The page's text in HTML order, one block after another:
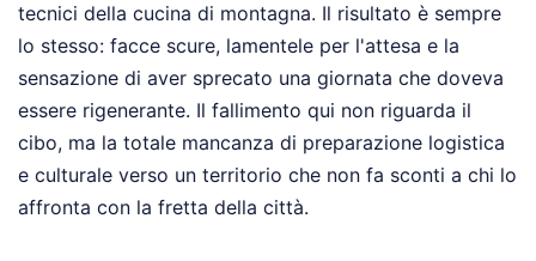
tecnici della cucina di montagna. Il risultato è sempre
lo stesso: facce scure, lamentele per l'attesa e la
sensazione di aver sprecato una giornata che doveva
essere rigenerante. Il fallimento qui non riguarda il
cibo, ma la totale mancanza di preparazione logistica
e culturale verso un territorio che non fa sconti a chi lo
affronta con la fretta della città.